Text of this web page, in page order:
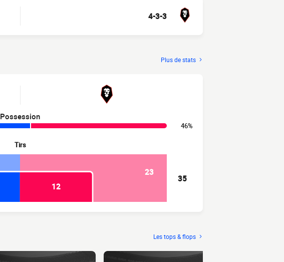
4-3-3
Plus de stats
Possession
46%
Tirs
23
12
35
Les tops & flops